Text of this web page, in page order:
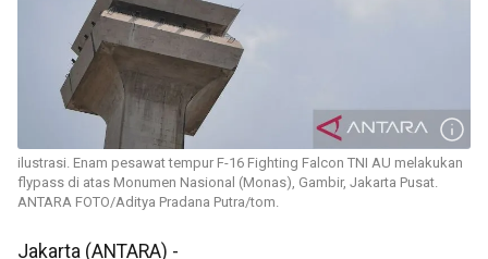
ilustrasi. Enam pesawat tempur F-16 Fighting Falcon TNI AU melakukan
flypass di atas Monumen Nasional (Monas), Gambir, Jakarta Pusat.
ANTARA FOTO/Aditya Pradana Putra/tom.
Jakarta (ANTARA) -